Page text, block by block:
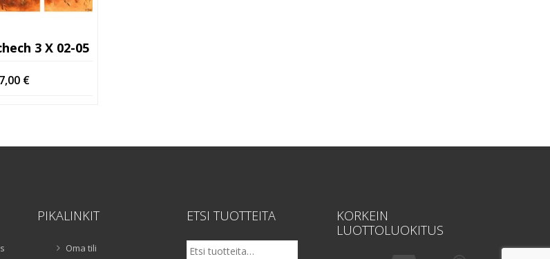
3 X 02-05
€
PIKALINKIT
Oma tili
ETSI TUOTTEITA
Etsi:
KORKEIN
LUOTTOLUOKITUS